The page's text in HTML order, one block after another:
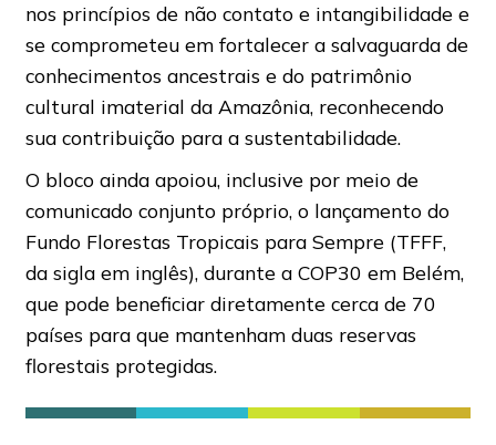
nos princípios de não contato e intangibilidade e
se comprometeu em fortalecer a salvaguarda de
conhecimentos ancestrais e do patrimônio
cultural imaterial da Amazônia, reconhecendo
sua contribuição para a sustentabilidade.
O bloco ainda apoiou, inclusive por meio de
comunicado conjunto próprio, o lançamento do
Fundo Florestas Tropicais para Sempre (TFFF,
da sigla em inglês), durante a COP30 em Belém,
que pode beneficiar diretamente cerca de 70
países para que mantenham duas reservas
florestais protegidas.